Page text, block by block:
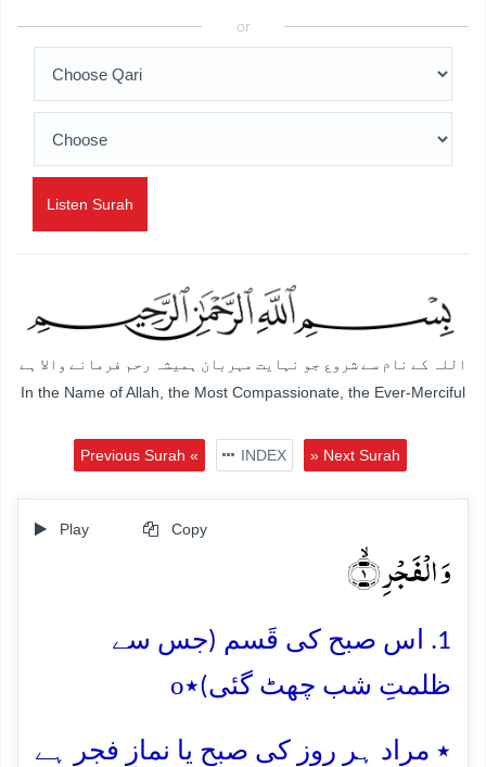
or
Listen Surah
اللہ کے نام سے شروع جو نہایت مہربان ہمیشہ رحم فرمانے والا ہے
In the Name of Allah, the Most Compassionate, the Ever-Merciful
Previous Surah « INDEX » Next Surah
Play Copy
وَ الۡفَجۡرِ ۙ﴿۱﴾
1. اس صبح کی قَسم (جس سے
ظلمتِ شب چھٹ گئی)٭o
٭ مراد ہر روز کی صبح یا نمازِ فجر ہے